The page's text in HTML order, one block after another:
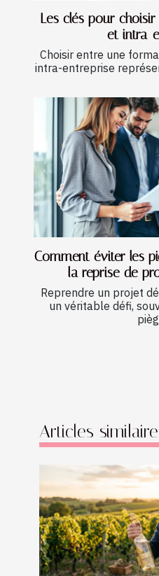
Les clés pour
et intra-
Choisir entre une
intra-entreprise
Comment éviter les
la reprise de
Reprendre un projet
un véritable défi,
Articles